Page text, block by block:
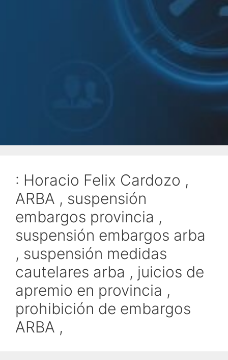
: Horacio Felix Cardozo ,
ARBA , suspensión
embargos provincia ,
suspensión embargos arba
, suspensión medidas
cautelares arba , juicios de
apremio en provincia ,
prohibición de embargos
ARBA ,